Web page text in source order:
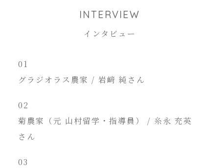
INTERVIEW
インタビュー
01
グラジオラス農家 / 岩﨑 純さん
02
菊農家（元 山村留学・指導員） / 糸永 充英
さん
03